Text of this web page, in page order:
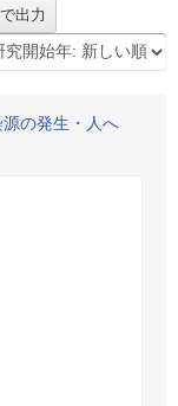
の発生・人へ